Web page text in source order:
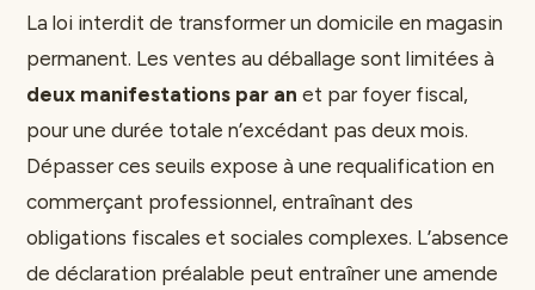
La loi interdit de transformer un domicile en magasin
permanent. Les ventes au déballage sont limitées à
deux manifestations par an et par foyer fiscal,
pour une durée totale n’excédant pas deux mois.
Dépasser ces seuils expose à une requalification en
commerçant professionnel, entraînant des
obligations fiscales et sociales complexes. L’absence
de déclaration préalable peut entraîner une amende